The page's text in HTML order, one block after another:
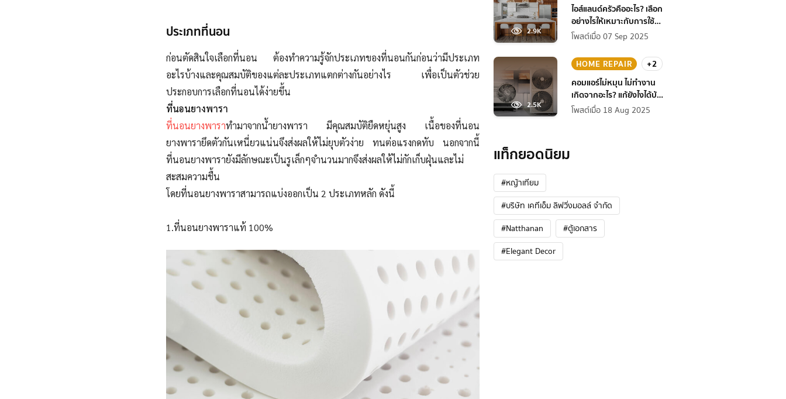
ประเภทที่นอน
ก่อนตัดสินใจเลือกที่นอน ต้องทำความรู้จักประเภทของที่นอนกันก่อนว่ามีประเภท
อะไรบ้างและคุณสมบัติของแต่ละประเภทแตกต่างกันอย่างไร เพื่อเป็นตัวช่วย
ประกอบการเลือกที่นอนได้ง่ายขึ้น
ที่นอนยางพารา
ที่นอนยางพาราทำมาจากน้ำยางพารา มีคุณสมบัติยืดหยุ่นสูง เนื้อของที่นอน
ยางพารายึดตัวกันเหนี่ยวแน่นจึงส่งผลให้ไม่ยุบตัวง่าย ทนต่อแรงกดทับ นอกจากนี้
ที่นอนยางพารายังมีลักษณะเป็นรูเล็กๆจำนวนมากจึงส่งผลให้ไม่กักเก็บฝุ่นและไม่
สะสมความชื้น
โดยที่นอนยางพาราสามารถแบ่งออกเป็น 2 ประเภทหลัก ดังนี้
1.ที่นอนยางพาราแท้ 100%
2.9K
ไอส์แลนด์ครัวคืออะไร? เลือก
อย่างไรให้เหมาะกับการใช้
งานที่บ้าน
โพสต์เมื่อ 07 Sep 2025
2.5K
HOME REPAIR
+2
คอมแอร์ไม่หมุน ไม่ทํางาน
เกิดจากอะไร? แก้ยังไงได้บ้าง
ก่อนแอร์พัง!
โพสต์เมื่อ 18 Aug 2025
แท็กยอดนิยม
#หญ้าเทียม
#บริษัท เคทีเอ็ม ลิฟวิ่งมอลล์ จำกัด
#Natthanan
#ตู้เอกสาร
#Elegant Decor